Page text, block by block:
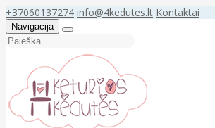
+37060137274 info@4kedutes.lt Kontaktai
Navigacija